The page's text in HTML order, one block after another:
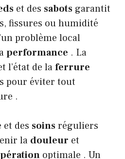
et des sabots garantit
fissures ou humidité
problème local
performance . La
l’état de laferrure
pour éviter tout
.
des soinsréguliers
la douleur et
optimale . Un